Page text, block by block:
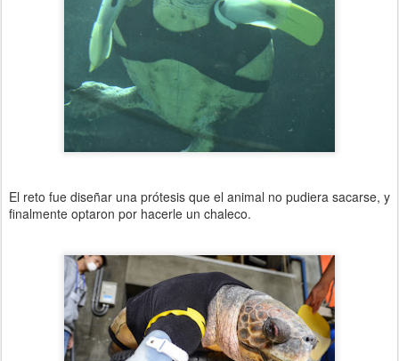
El reto fue diseñar una prótesis que el animal no pudiera sacarse, y
finalmente optaron por hacerle un chaleco.